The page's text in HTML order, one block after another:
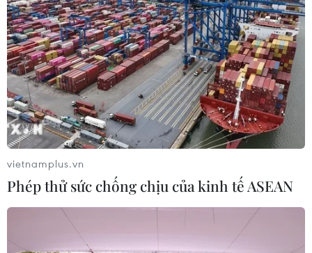
vietnamplus.vn
Phép thử sức chống chịu của kinh tế ASEAN